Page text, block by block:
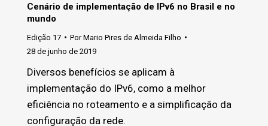
Cenário de implementação de IPv6 no Brasil e no
mundo
Edição 17 PorMario Pires de Almeida Filho
28 de junho de 2019
Diversos benefícios se aplicam à
implementação do IPv6, como a melhor
eficiência no roteamento e a simplificação da
configuração da rede.